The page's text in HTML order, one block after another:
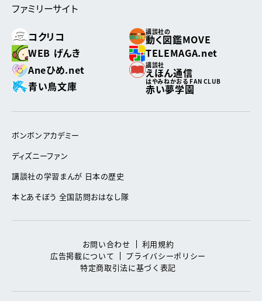
ファミリーサイト
コクリコ
講談社の
動く図鑑MOVE
WEB げんき
TELEMAGA.net
Aneひめ.net
講談社
えほん通信
青い鳥文庫
はやみねかおる FAN CLUB
赤い夢学園
ボンボンアカデミー
ディズニーファン
講談社の学習まんが 日本の歴史
本とあそぼう 全国訪問おはなし隊
お問い合わせ
利用規約
広告掲載について
プライバシーポリシー
特定商取引法に基づく表記